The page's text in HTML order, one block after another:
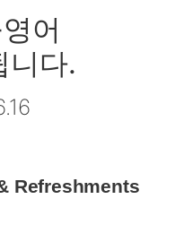
어
니다.
Refreshments